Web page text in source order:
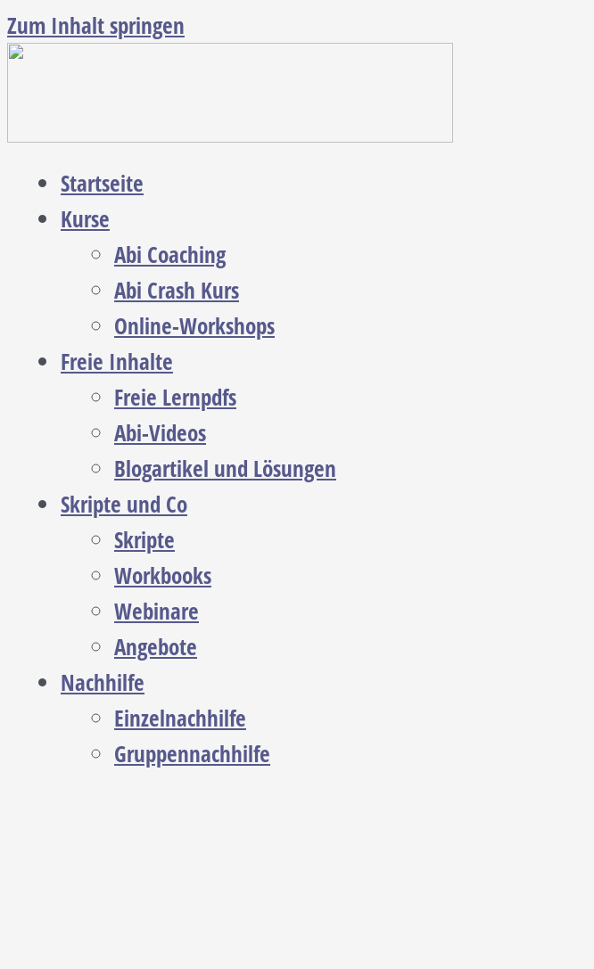
Zum Inhalt springen
Startseite
Kurse
Abi Coaching
Abi Crash Kurs
Online-Workshops
Freie Inhalte
Freie Lernpdfs
Abi-Videos
Blogartikel und Lösungen
Skripte und Co
Skripte
Workbooks
Webinare
Angebote
Nachhilfe
Einzelnachhilfe
Gruppennachhilfe